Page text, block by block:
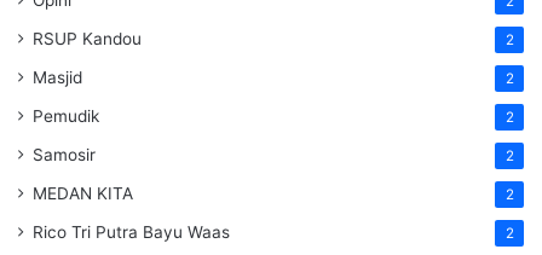
RSUP Kandou 2
Masjid 2
Pemudik 2
Samosir 2
MEDAN KITA 2
Rico Tri Putra Bayu Waas 2